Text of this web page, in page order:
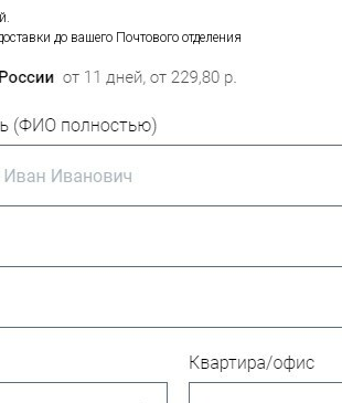
до вашего Почтового отделения